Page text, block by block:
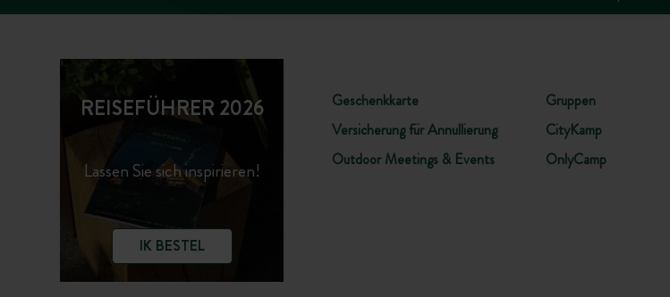
REISEFÜHRER 2026
Lassen Sie sich inspirieren!
IK BESTEL
Geschenkkarte
Versicherung für Annullierung
Outdoor Meetings & Events
Gruppen
CityKamp
OnlyCamp